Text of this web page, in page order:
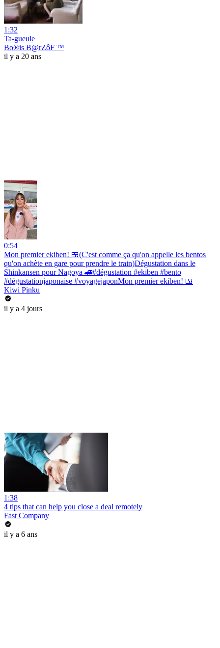
1:32
Ta-gueule
Bo®is B@rZôF ™
il y a 20 ans
0:54
Mon premier ekiben! 🍱(C'est comme ça qu'on appelle les bentos
qu'on achète en gare pour prendre le train)Dégustation dans le
Shinkansen pour Nagoya 🚄#dégustation #ekiben #bento
#dégustationjaponaise #voyagejaponMon premier ekiben! 🍱
Kiwi Pinku
il y a 4 jours
1:38
4 tips that can help you close a deal remotely
Fast Company
il y a 6 ans